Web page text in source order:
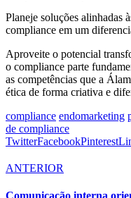
Planeje soluções alinhadas
compliance em um
Aproveite o potencial
o compliance parte
as competências que a
ética de forma criativa e
compliance endomarketing
de compliance
TwitterFacebookPinterest
ANTERIOR
Comunicação interna